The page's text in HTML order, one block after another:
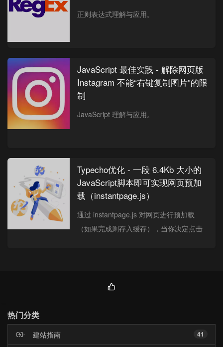
正则表达式理解与应用。
JavaScript 最佳实践 - 解除网页版
Instagram 不能“右键复制图片”的限
制
JavaScript 理解与应用。
Typecho优化 - 一段 6.4Kb 大小的
JavaScript脚本即可实现网页预加
载（instantpage.js）
通过 instantpage.js 对网页进行预加载
（如果完成则存入缓存），当你决定点击
热门分类
41
建站指南